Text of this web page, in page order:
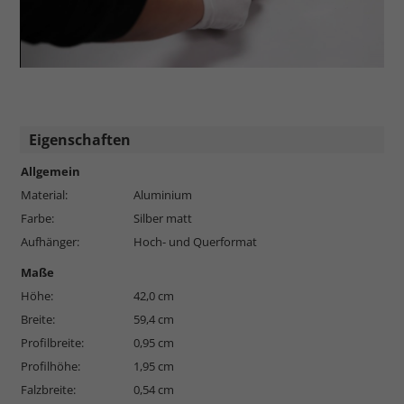
Eigenschaften
Allgemein
Material:
Aluminium
Farbe:
Silber matt
Aufhänger:
Hoch- und Querformat
Maße
Höhe:
42,0 cm
Breite:
59,4 cm
Profilbreite:
0,95 cm
Profilhöhe:
1,95 cm
Falzbreite:
0,54 cm